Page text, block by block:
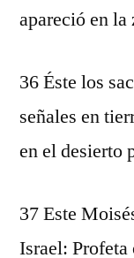
apareció en la
36 Éste los
señales en
en el desierto
37 Este
Israel: Profeta